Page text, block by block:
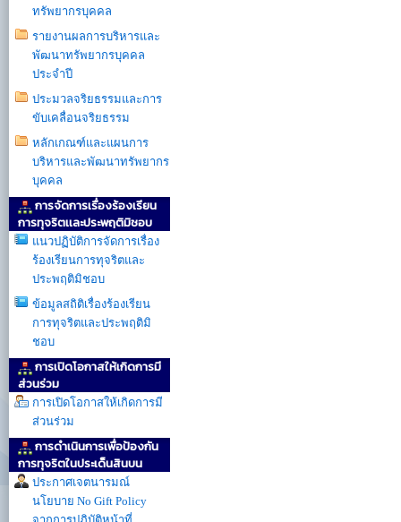
ทรัพยากรบุคคล
รายงานผลการบริหารและ
พัฒนาทรัพยากรบุคคล
ประจำปี
ประมวลจริยธรรมและการ
ขับเคลื่อนจริยธรรม
หลักเกณฑ์และแผนการ
บริหารและพัฒนาทรัพยากร
บุคคล
การจัดการเรื่องร้องเรียน
การทุจริตเเละประพฤติมิชอบ
แนวปฏิบัติการจัดการเรื่อง
ร้องเรียนการทุจริตและ
ประพฤติมิชอบ
ข้อมูลสถิติเรื่องร้องเรียน
การทุจริตและประพฤติมิ
ชอบ
การเปิดโอกาสให้เกิดการมี
ส่วนร่วม
การเปิดโอกาสให้เกิดการมี
ส่วนร่วม
การดำเนินการเพื่อป้องกัน
การทุจริตในประเด็นสินบน
ประกาศเจตนารมณ์
นโยบาย No Gift Policy